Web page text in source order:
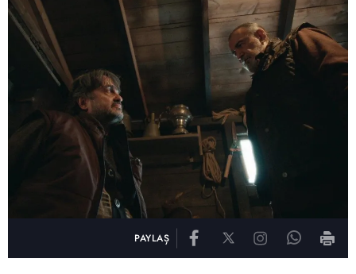
PAYLAŞ